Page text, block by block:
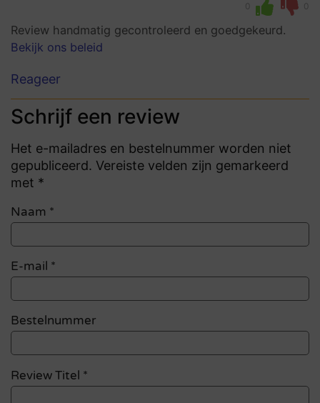
0 0
Review handmatig gecontroleerd en goedgekeurd.
Bekijk ons beleid
Reageer
Schrijf een review
Het e-mailadres en bestelnummer worden niet
gepubliceerd. Vereiste velden zijn gemarkeerd
met *
Naam *
E-mail *
Bestelnummer
Review Titel *